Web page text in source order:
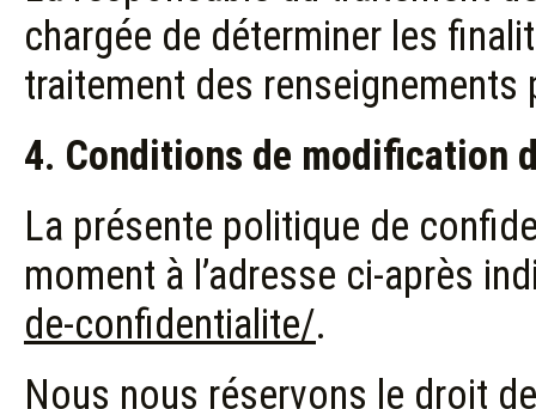
chargée de déterminer les
traitement des renseignements
4. Conditions de modification
La présente politique de
moment à l’adresse ci-après
de-confidentialite/.
Nous nous réservons le droit